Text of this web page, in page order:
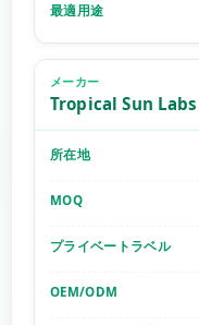
Tropical Sun Labs